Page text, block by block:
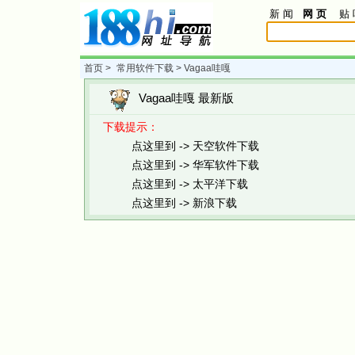
新 闻 网 页 贴
首页 > 常用软件下载 > Vagaa哇嘎
Vagaa哇嘎 最新版
下载提示：
点这里到 -> 天空软件下载
点这里到 -> 华军软件下载
点这里到 -> 太平洋下载
点这里到 -> 新浪下载